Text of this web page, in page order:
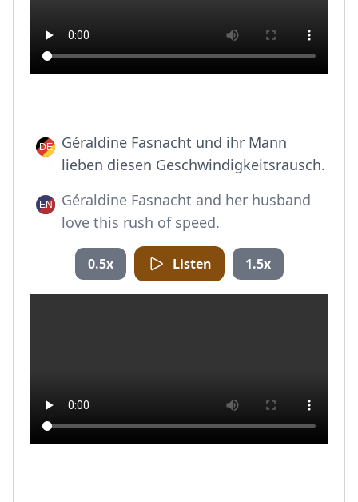
Géraldine Fasnacht und ihr Mann
lieben diesen Geschwindigkeitsrausch.
Géraldine Fasnacht and her husband
love this rush of speed.
0.5x Listen 1.5x